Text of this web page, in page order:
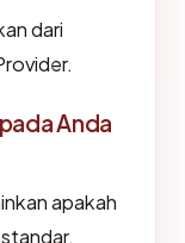
dari
Anda
apakah